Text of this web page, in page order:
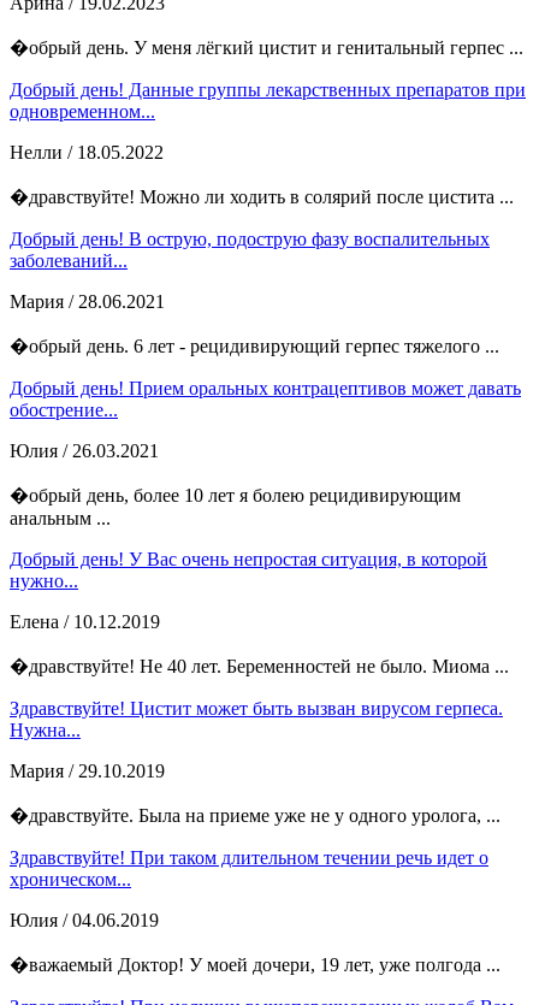
�обрый день. У меня лёгкий цистит и генитальный герпес ...
Добрый день! Данные группы лекарственных препаратов при
одновременном...
Нелли / 18.05.2022
�дравствуйте! Можно ли ходить в солярий после цистита ...
Добрый день! В острую, подострую фазу воспалительных
заболеваний...
Мария / 28.06.2021
�обрый день. 6 лет - рецидивирующий герпес тяжелого ...
Добрый день! Прием оральных контрацептивов может давать
обострение...
Юлия / 26.03.2021
�обрый день, более 10 лет я болею рецидивирующим
анальным ...
Добрый день! У Вас очень непростая ситуация, в которой
нужно...
Елена / 10.12.2019
�дравствуйте! Не 40 лет. Беременностей не было. Миома ...
Здравствуйте! Цистит может быть вызван вирусом герпеса.
Нужна...
Мария / 29.10.2019
�дравствуйте. Была на приеме уже не у одного уролога, ...
Здравствуйте! При таком длительном течении речь идет о
хроническом...
Юлия / 04.06.2019
�важаемый Доктор! У моей дочери, 19 лет, уже полгода ...